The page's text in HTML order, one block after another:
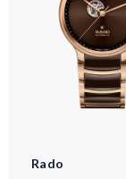
Rado